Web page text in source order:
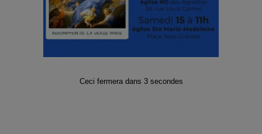
Téléphone : 01 47 98 79 26
Ceci fermera dans 2secondes